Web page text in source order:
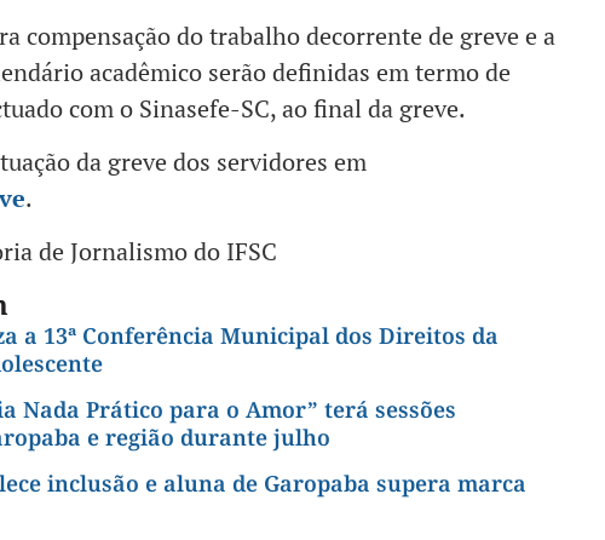
compensação do trabalho decorrente de greve e a
acadêmico serão definidas em termo de
com o Sinasefe-SC, ao final da greve.
da greve dos servidores em
.
de Jornalismo do IFSC
a 13ª Conferência Municipal dos Direitos da
Nada Prático para o Amor” terá sessões
e região durante julho
inclusão e aluna de Garopaba supera marca